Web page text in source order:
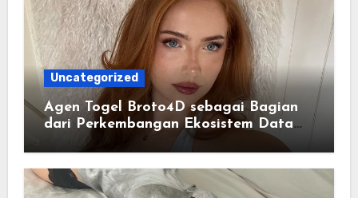
Uncategorized
Agen Togel Broto4D sebagai Bagian
dari Perkembangan Ekosistem Data
Digital Saat Ini